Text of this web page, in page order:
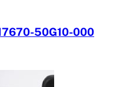
50G10-000